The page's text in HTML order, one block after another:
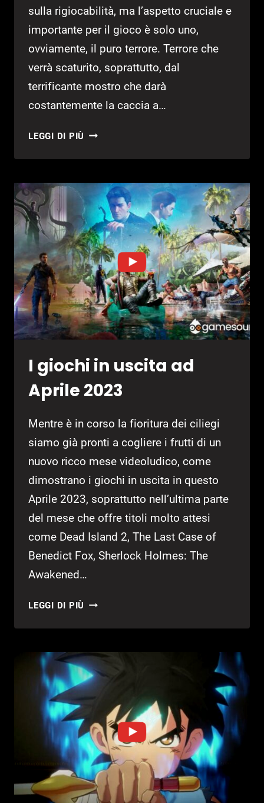
sulla rigiocabilità, ma l’aspetto cruciale e
importante per il gioco è solo uno,
ovviamente, il puro terrore. Terrore che
verrà scaturito, soprattutto, dal
terrificante mostro che darà
costantemente la caccia a…
LEGGI DI PIÙ AMENSIA:
BUNKER
UNA
TERRIFICANTE
CLIP
I giochi in uscita ad
Aprile 2023
Mentre è in corso la fioritura dei ciliegi
siamo già pronti a cogliere i frutti di un
nuovo ricco mese videoludico, come
dimostrano i giochi in uscita in questo
Aprile 2023, soprattutto nell’ultima parte
del mese che offre titoli molto attesi
come Dead Island 2, The Last Case of
Benedict Fox, Sherlock Holmes: The
Awakened…
LEGGI DI PIÙ
AD
APRILE
2023